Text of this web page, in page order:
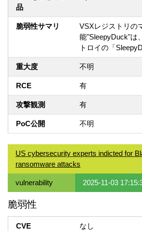
品
脆弱性サマリ
VSXレジストリの
能"SleepyDuck"は
トロイの「
重大度 不明
RCE 有
攻撃観測 有
PoC公開 不明
US cybersecurity experts indicted for
ransomware attacks
vulnerability 2025-11-03
脆弱性
CVE なし